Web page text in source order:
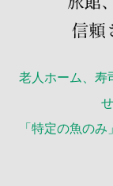
老人ホーム、寿
「特定の魚の